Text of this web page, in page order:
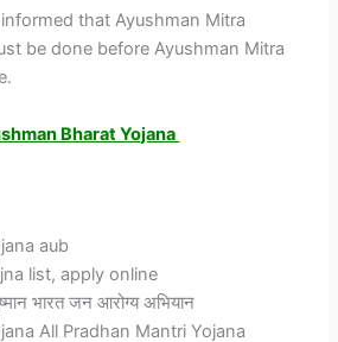
that Ayushman Mitra
be done before Ayushman Mitra
Bharat Yojana
aub
list, apply online
भारत जन आरोग्य अभियान
All Pradhan Mantri Yojana